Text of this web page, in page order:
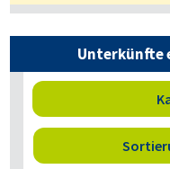
Unterkünfte